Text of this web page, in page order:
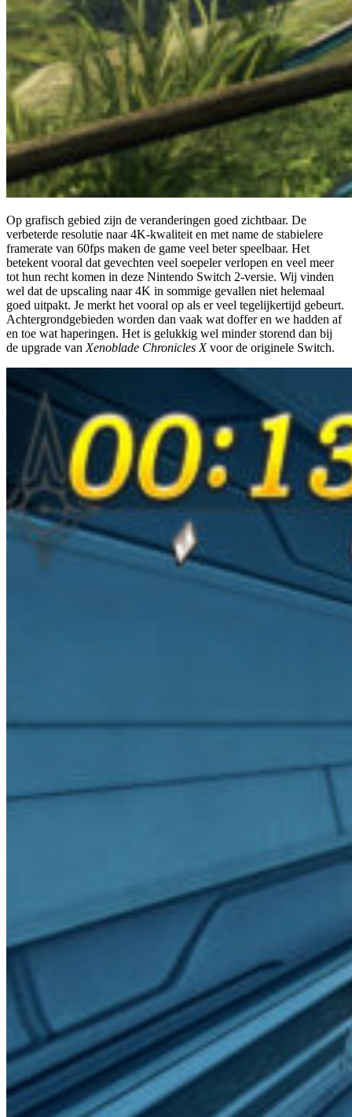
Op grafisch gebied zijn de veranderingen goed zichtbaar. De
verbeterde resolutie naar 4K-kwaliteit en met name de stabielere
framerate van 60fps maken de game veel beter speelbaar. Het
betekent vooral dat gevechten veel soepeler verlopen en veel meer
tot hun recht komen in deze Nintendo Switch 2-versie. Wij vinden
wel dat de upscaling naar 4K in sommige gevallen niet helemaal
goed uitpakt. Je merkt het vooral op als er veel tegelijkertijd gebeurt.
Achtergrondgebieden worden dan vaak wat doffer en we hadden af
en toe wat haperingen. Het is gelukkig wel minder storend dan bij
de upgrade van Xenoblade Chronicles Xvoor de originele Switch.